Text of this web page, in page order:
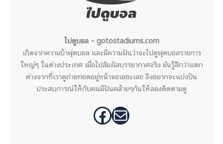
ไปดูบอล – gotostadiums.com
เกิดจากความบ้าฟุตบอล และมีความฝันว่าจะไปดูฟุตบอลรายการ
ใหญ่ๆ ในต่างประเทศ เมื่อไปสัมผัสบรรยากาศจริง มันรู้สึกว่าแตก
ต่างจากที่เราดูถ่ายทอดอยู่หน้าจอเยอะเลย จึงอยากจะแบ่งปัน
ประสบการณ์ให้กับคนมีฝันคล้ายๆกันให้ลองติดตามดู
Facebook Mail